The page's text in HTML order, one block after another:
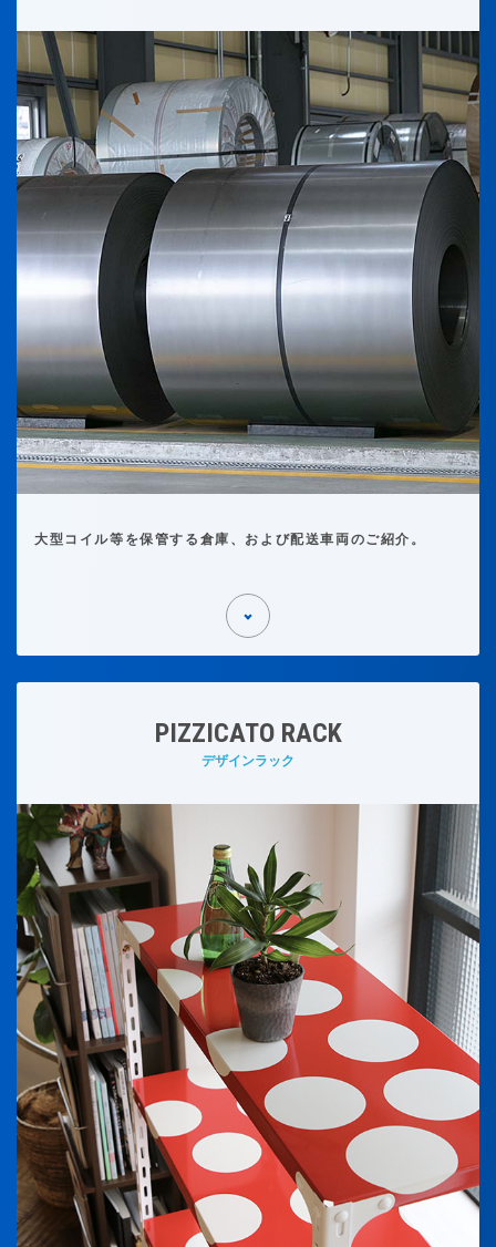
大型コイル等を保管する倉庫、および配送車両のご紹介。
PIZZICATO RACK
デザインラック